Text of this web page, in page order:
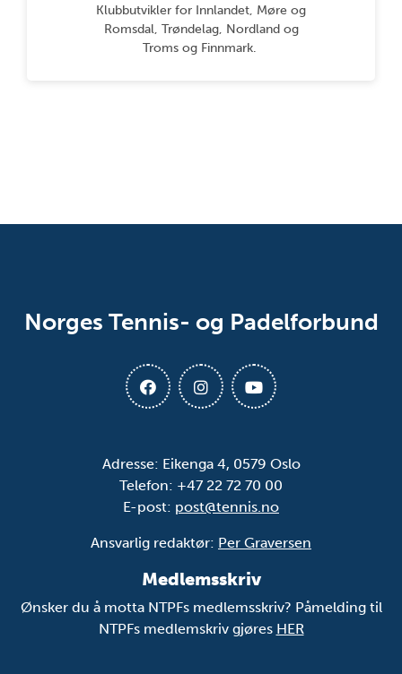
Klubbutvikler for Innlandet, Møre og
Romsdal, Trøndelag, Nordland og
Troms og Finnmark.
Norges Tennis- og Padelforbund
Adresse: Eikenga 4, 0579 Oslo
Telefon: +47 22 72 70 00
E-post: post@tennis.no
Ansvarlig redaktør: Per Graversen
Medlemsskriv
Ønsker du å motta NTPFs medlemsskriv? Påmelding til
NTPFs medlemskriv gjøres HER